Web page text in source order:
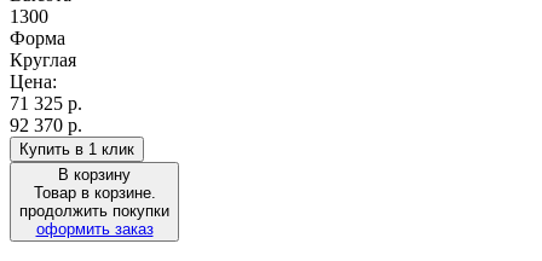
1300
Форма
Круглая
Цена:
71 325 р.
92 370 р.
Купить в 1 клик
В корзину
Товар в корзине.
продолжить покупки
оформить заказ